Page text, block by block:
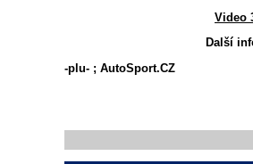
Video
Další
-plu- ; AutoSport.CZ